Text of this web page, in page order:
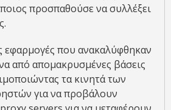
προσπαθούσε να συλλέξει
εφαρμογές που ανακαλύφθηκαν
από απομακρυσμένες βάσεις
τα κινητά των
για να προβάλουν